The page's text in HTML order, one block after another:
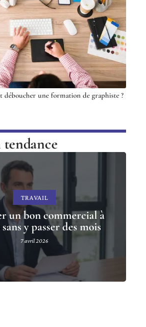
déboucher une formation de graphiste ?
TRAVAIL
un bon commercial à
y passer des mois
7 avril 2026